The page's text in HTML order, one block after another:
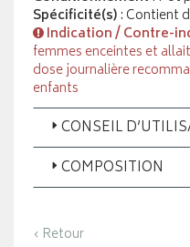
Spécificité(s): Contient
Indication / Contre-
femmes enceintes et
dose journalière
enfants
CONSEIL
COMPOSITION
‹ Retour